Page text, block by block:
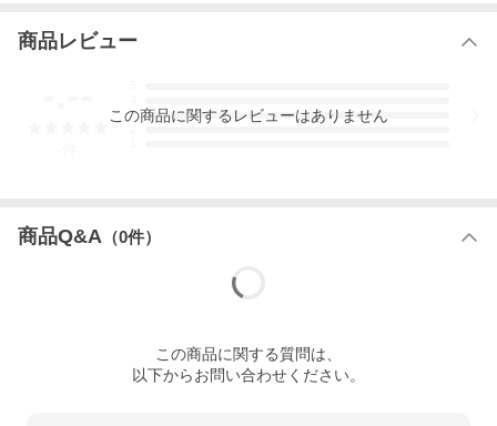
商品レビュー
3
この商品に関するレビューはありません
商品Q&A （0件）
この商品に関する質問は、
以下からお問い合わせください。